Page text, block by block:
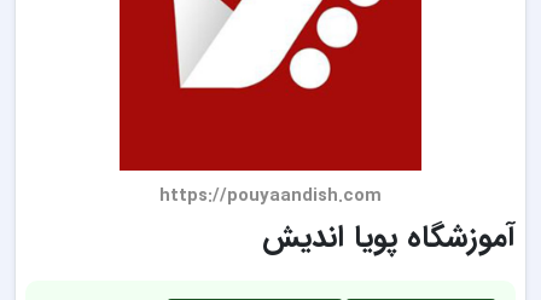
https://pouyaandish.com
آموزشگاه پویا اندیش